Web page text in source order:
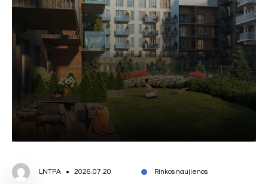
LNTPA 2026.07.20 Rinkos naujienos